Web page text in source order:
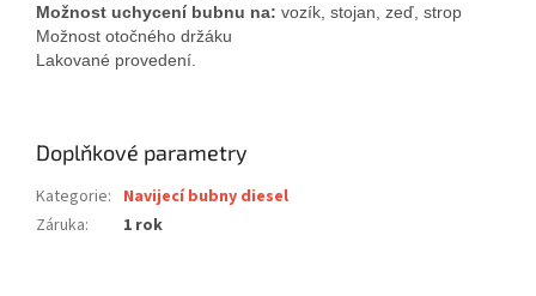
Možnost uchycení bubnu na: vozík, stojan, zeď, strop
Možnost otočného držáku
Lakované provedení.
Doplňkové parametry
Kategorie: Navijecí bubny diesel
Záruka: 1 rok